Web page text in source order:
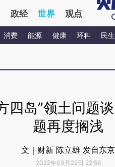
政经 世界 观点
消费 能源 健康 环科 民生
四岛”领土问题
题再度搁浅
文｜财新 陈立雄 发自东京
2022年03月22日 22:56